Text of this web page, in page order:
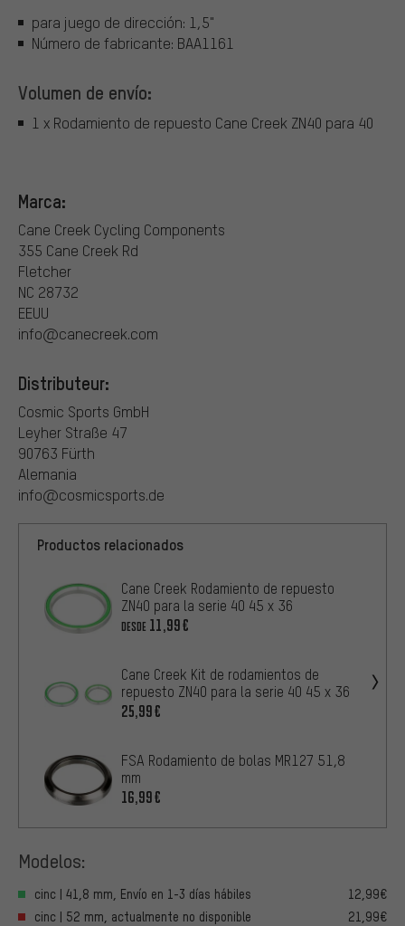
para juego de dirección: 1,5"
Número de fabricante: BAA1161
Volumen de envío:
1 x Rodamiento de repuesto Cane Creek ZN40 para 40
Marca:
Cane Creek Cycling Components
355 Cane Creek Rd
Fletcher
NC 28732
EEUU
info@canecreek.com
Distributeur:
Cosmic Sports GmbH
Leyher Straße 47
90763 Fürth
Alemania
info@cosmicsports.de
Productos relacionados
Cane Creek Rodamiento de repuesto
ZN40 para la serie 40 45 x 36
DESDE 11,99€
Cane Creek Kit de rodamientos de
repuesto ZN40 para la serie 40 45 x 36
25,99€
FSA Rodamiento de bolas MR127 51,8
mm
16,99€
Modelos:
cinc | 41,8 mm, Envío en 1-3 días hábiles
12,99€
cinc | 52 mm, actualmente no disponible
21,99€